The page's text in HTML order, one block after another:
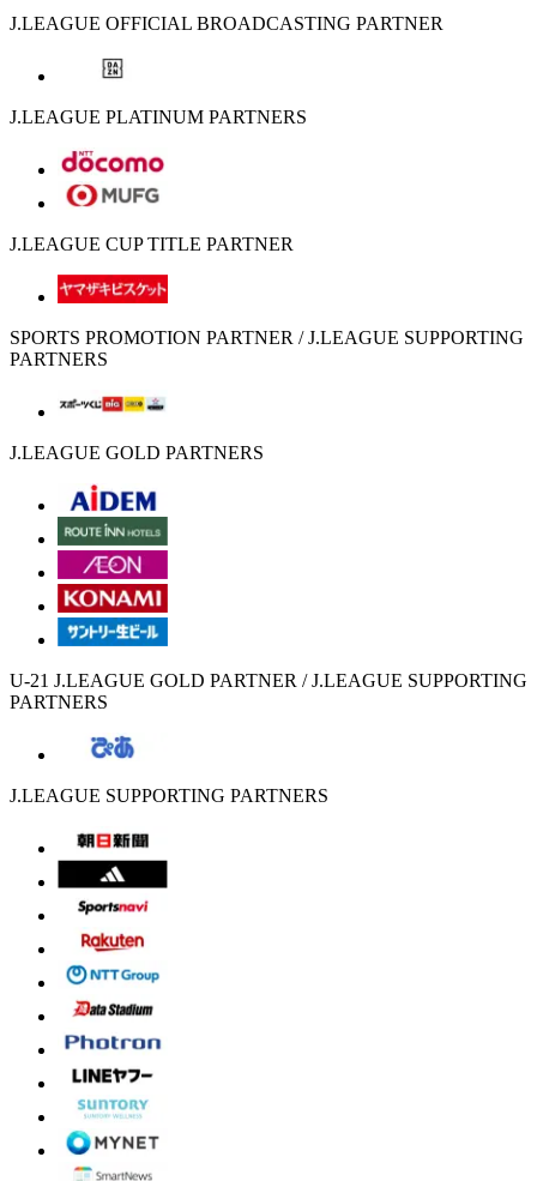
J.LEAGUE OFFICIAL BROADCASTING PARTNER
J.LEAGUE PLATINUM PARTNERS
J.LEAGUE CUP TITLE PARTNER
SPORTS PROMOTION PARTNER / J.LEAGUE SUPPORTING
PARTNERS
J.LEAGUE GOLD PARTNERS
U-21 J.LEAGUE GOLD PARTNER / J.LEAGUE SUPPORTING
PARTNERS
J.LEAGUE SUPPORTING PARTNERS